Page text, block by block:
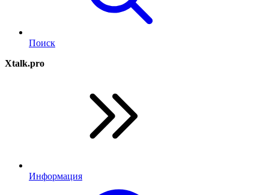
Поиск
Xtalk.pro
Информация